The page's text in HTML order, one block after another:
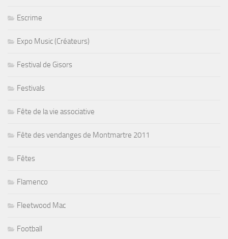
Escrime
Expo Music (Créateurs)
Festival de Gisors
Festivals
Fête de la vie associative
Fête des vendanges de Montmartre 2011
Fêtes
Flamenco
Fleetwood Mac
Football